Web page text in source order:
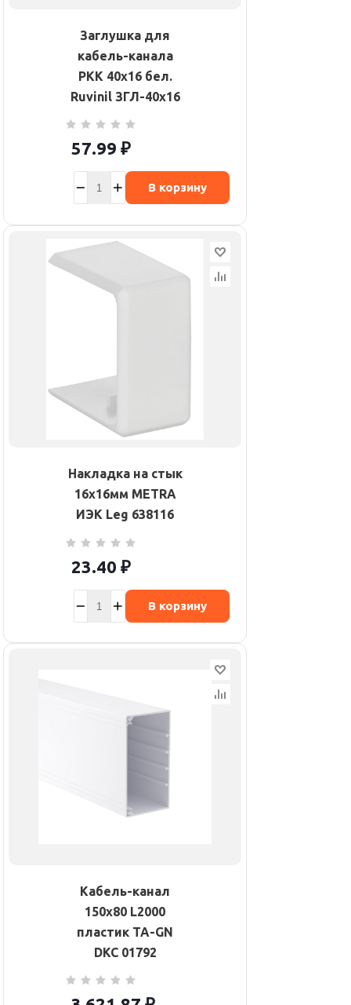
Заглушка для
кабель-канала
РКК 40х16 бел.
Ruvinil ЗГЛ-40х16
57.99 ₽
В корзину
Накладка на стык
16х16мм METRA
ИЭК Leg 638116
23.40 ₽
В корзину
Кабель-канал
150х80 L2000
пластик TA-GN
DKC 01792